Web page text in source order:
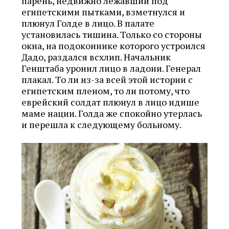
египетскими пытками, взметнулся и
плюнул Голде в лицо. В палате
установилась тишина. Только со стороны
окна, на подоконнике которого устроился
Дадо, раздался всхлип. Начальник
Генштаба уронил лицо в ладони. Генерал
плакал. То ли из-за всей этой истории с
египетским пленом, то ли потому, что
еврейский солдат плюнул в лицо идише
маме нации. Голда же спокойно утерлась
и перешла к следующему больному.